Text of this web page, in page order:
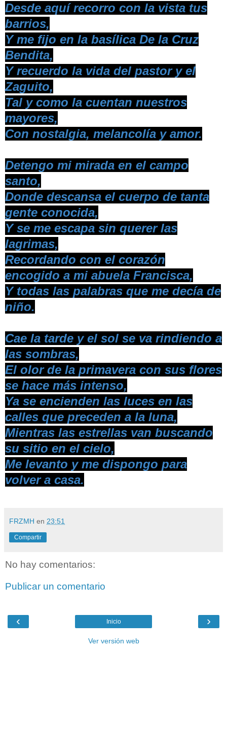
Desde aquí recorro con la vista tus
barrios,
Y me fijo en la basílica De la Cruz
Bendita,
Y recuerdo la vida del pastor y el
Zaguito,
Tal y como la cuentan nuestros
mayores,
Con nostalgia, melancolía y amor.
Detengo mi mirada en el campo
santo,
Donde descansa el cuerpo de tanta
gente conocida,
Y se me escapa sin querer las
lagrimas,
Recordando con el corazón
encogido a mi abuela Francisca,
Y todas las palabras que me decía de
niño.
Cae la tarde y el sol se va rindiendo a
las sombras,
El olor de la primavera con sus flores
se hace más intenso,
Ya se encienden las luces en las
calles que preceden a la luna,
Mientras las estrellas van buscando
su sitio en el cielo,
Me levanto y me dispongo para
volver a casa.
FRZMH en 23:51
Compartir
No hay comentarios:
Publicar un comentario
‹ ›
Inicio
Ver versión web